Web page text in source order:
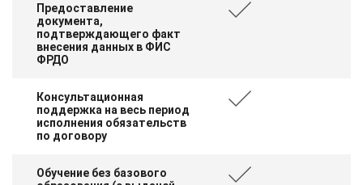
Предоставление
документа,
подтверждающего факт
внесения данных в ФИС
ФРДО
Консультационная
поддержка на весь период
исполнения обязательств
по договору
Обучение без базового